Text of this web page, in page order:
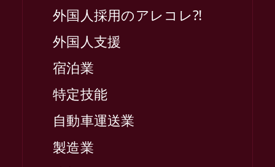
外国人採用のアレコレ⁈
外国人支援
宿泊業
特定技能
自動車運送業
製造業